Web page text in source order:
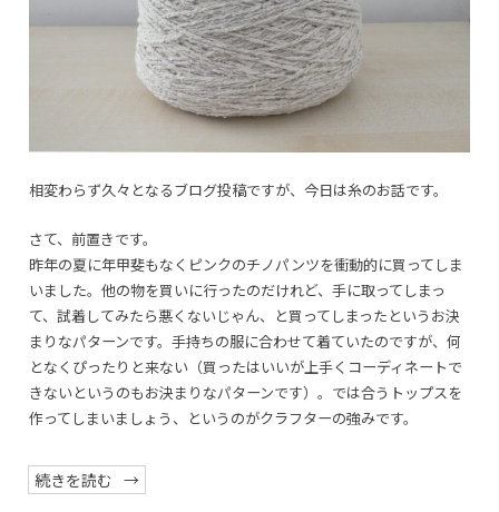
相変わらず久々となるブログ投稿ですが、今日は糸のお話です。
さて、前置きです。
昨年の夏に年甲斐もなくピンクのチノパンツを衝動的に買ってしま
いました。他の物を買いに行ったのだけれど、手に取ってしまっ
て、試着してみたら悪くないじゃん、と買ってしまったというお決
まりなパターンです。手持ちの服に合わせて着ていたのですが、何
となくぴったりと来ない（買ったはいいが上手くコーディネートで
きないというのもお決まりなパターンです）。では合うトップスを
作ってしまいましょう、というのがクラフターの強みです。
続きを読む “la
drogurie